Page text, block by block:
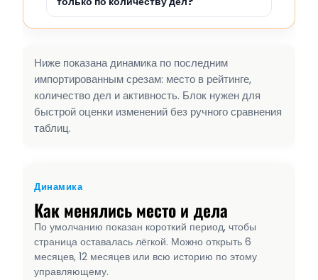
Ниже показана динамика по последним
импортированным срезам: место в рейтинге,
количество дел и активность. Блок нужен для
быстрой оценки изменений без ручного сравнения
таблиц.
Динамика
Как менялись место и дела
По умолчанию показан короткий период, чтобы
страница оставалась лёгкой. Можно открыть 6
месяцев, 12 месяцев или всю историю по этому
управляющему.